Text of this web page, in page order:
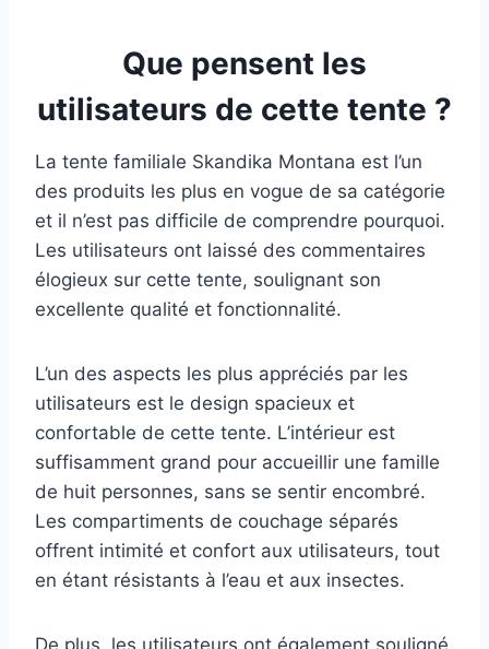
Que pensent les
utilisateurs de cette tente ?
La tente familiale Skandika Montana est l’un
des produits les plus en vogue de sa catégorie
et il n’est pas difficile de comprendre pourquoi.
Les utilisateurs ont laissé des commentaires
élogieux sur cette tente, soulignant son
excellente qualité et fonctionnalité.
L’un des aspects les plus appréciés par les
utilisateurs est le design spacieux et
confortable de cette tente. L’intérieur est
suffisamment grand pour accueillir une famille
de huit personnes, sans se sentir encombré.
Les compartiments de couchage séparés
offrent intimité et confort aux utilisateurs, tout
en étant résistants à l’eau et aux insectes.